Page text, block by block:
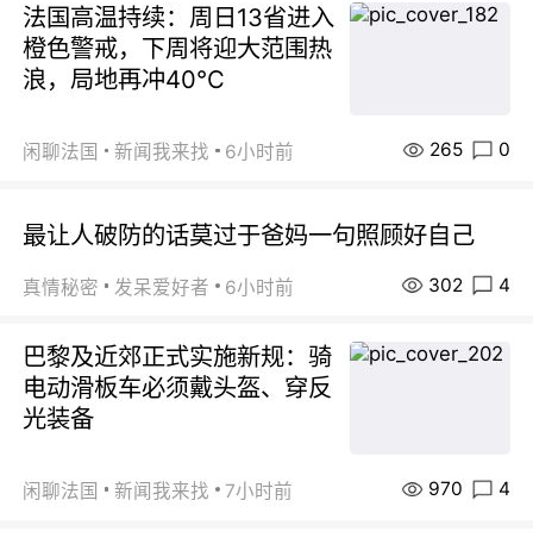
法国高温持续：周日13省进入
橙色警戒，下周将迎大范围热
浪，局地再冲40℃
闲聊法国 新闻我来找 6小时前 265 0
最让人破防的话莫过于爸妈一句照顾好自己
真情秘密 发呆爱好者 6小时前 302 4
巴黎及近郊正式实施新规：骑
电动滑板车必须戴头盔、穿反
光装备
闲聊法国 新闻我来找 7小时前 970 4